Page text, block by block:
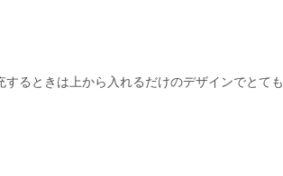
るときは上から入れるだけのデザインでとても